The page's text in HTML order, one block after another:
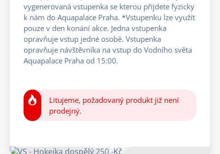
vygenerovaná vstupenka se kterou přijdete fyzicky
k nám do Aquapalace Praha. *Vstupenku lze využít
pouze v den konání akce. Jedna vstupenka
opravňuje vstup jedné osobě. Vstupenka
opravňuje návštěvníka na vstup do Vodního světa
Aquapalace Praha od 15:00.
Litujeme, požadovaný produkt již není
prodejný.